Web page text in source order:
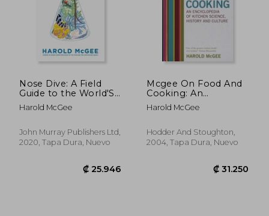
Nose Dive: A Field
Guide to the World'S
Smells (en Inglés)
Harold McGee
John Murray Publishers Ltd,
2020, Tapa Dura, Nuevo
Mcgee On Food And
Cooking: An
Encyclopedia Of
Kitchen Science,
(en Inglés)
Harold McGee
Hodder And Stoughton,
2004, Tapa Dura, Nuevo